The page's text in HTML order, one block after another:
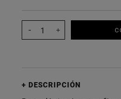
DESCRIPCIÓN